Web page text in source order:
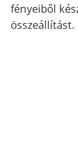
fényeiből
összeállítást.